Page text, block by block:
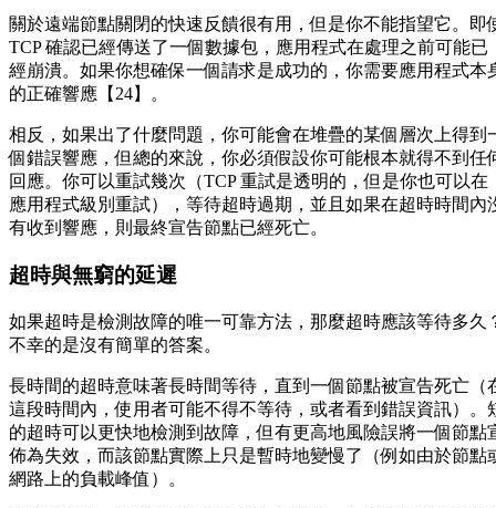
關於遠端節點關閉的快速反饋很有用，但是你不能指望它。即
TCP 確認已經傳送了一個數據包，應用程式在處理之前可能已
經崩潰。如果你想確保一個請求是成功的，你需要應用程式本
的正確響應【24】。
相反，如果出了什麼問題，你可能會在堆疊的某個層次上得到
個錯誤響應，但總的來說，你必須假設你可能根本就得不到任
回應。你可以重試幾次（TCP 重試是透明的，但是你也可以在
應用程式級別重試），等待超時過期，並且如果在超時時間內
有收到響應，則最終宣告節點已經死亡。
超時與無窮的延遲
如果超時是檢測故障的唯一可靠方法，那麼超時應該等待多久
不幸的是沒有簡單的答案。
長時間的超時意味著長時間等待，直到一個節點被宣告死亡（
這段時間內，使用者可能不得不等待，或者看到錯誤資訊）。
的超時可以更快地檢測到故障，但有更高地風險誤將一個節點
佈為失效，而該節點實際上只是暫時地變慢了（例如由於節點
網路上的負載峰值）。